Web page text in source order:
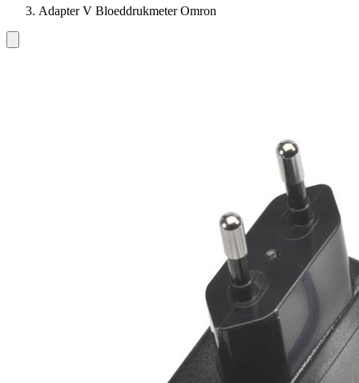
Adapter V Bloeddrukmeter Omron